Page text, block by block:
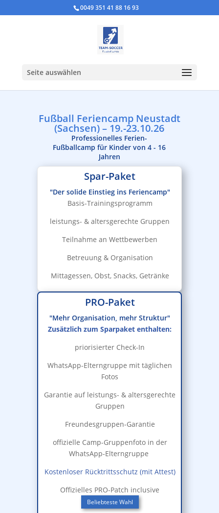
0049 351 41 88 16 93
Seite auswählen
Fußball Feriencamp Neustadt
(Sachsen) – 19.-23.10.26
Professionelles Ferien-
Fußballcamp für Kinder von 4 - 16
Jahren
Spar-Paket
"Der solide Einstieg ins Feriencamp"
Basis-Trainingsprogramm
leistungs- & altersgerechte Gruppen
Teilnahme an Wettbewerben
Betreuung & Organisation
Mittagessen, Obst, Snacks, Getränke
PRO-Paket
"Mehr Organisation, mehr Struktur"
Zusätzlich zum Sparpaket enthalten:
priorisierter Check-In
WhatsApp-Elterngruppe mit täglichen
Fotos
Garantie auf leistungs- & altersgerechte
Gruppen
Freundesgruppen-Garantie
offizielle Camp-Gruppenfoto in der
WhatsApp-Elterngruppe
Kostenloser Rücktrittsschutz (mit Attest)
Offizielles PRO-Patch inclusive
Beliebteste Wahl